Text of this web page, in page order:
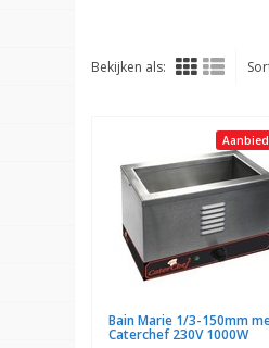
Bekijken als:
Bain Marie 1/3-150mm
Caterchef 230V 1000W